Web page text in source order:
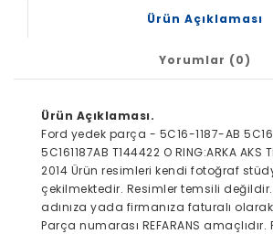
Ürün Açıklaması
Yorumlar (0)
Ürün Açıklaması.
Ford yedek parça - 5C16-1187-AB 5C16
5C161187AB T144422 O RING:ARKA AKS
2014 Ürün resimleri kendi fotoğraf
çekilmektedir. Resimler temsili
adınıza yada firmanıza faturalı
Parça numarası REFARANS amaçlıdır.